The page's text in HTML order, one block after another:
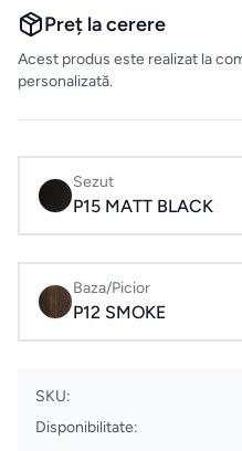
Masini
Preț la cerere
Acest produs este realizat la
personalizată.
Sezut
P15 MATT BLACK
Baza/Picior
P12 SMOKE
SKU:
Disponibilitate: